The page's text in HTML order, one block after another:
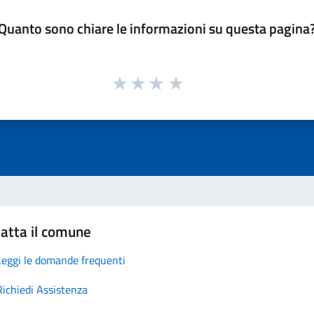
sono chiare le informazioni su questa
il comune
le domande frequenti
Assistenza